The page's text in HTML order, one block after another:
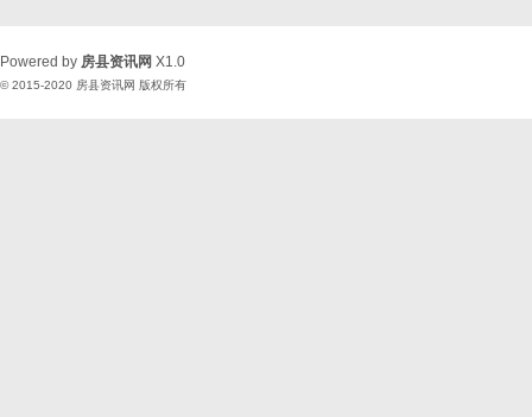
Powered by 房县资讯网 X1.0
© 2015-2020 房县资讯网 版权所有